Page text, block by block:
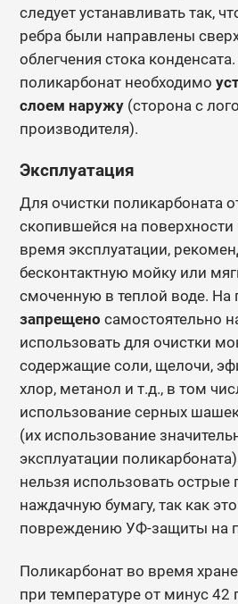
следует устанавливать так,
ребра были направлены
облегчения стока
поликарбонат необходимо
слоем наружу(сторона с
производителя).
Эксплуатация
Для очистки поликарбоната
скопившейся на поверхности
время эксплуатации,
бесконтактную мойку или
смоченную в теплой воде. На
запрещено самостоятельно
использовать для очистки
содержащие соли, щелочи,
хлор, метанол и т.д., в том
использование серных
(их использование
эксплуатации
нельзя использовать острые
наждачную бумагу, так как
повреждению УФ-защиты на
Поликарбонат во время
при температуре от минус 42